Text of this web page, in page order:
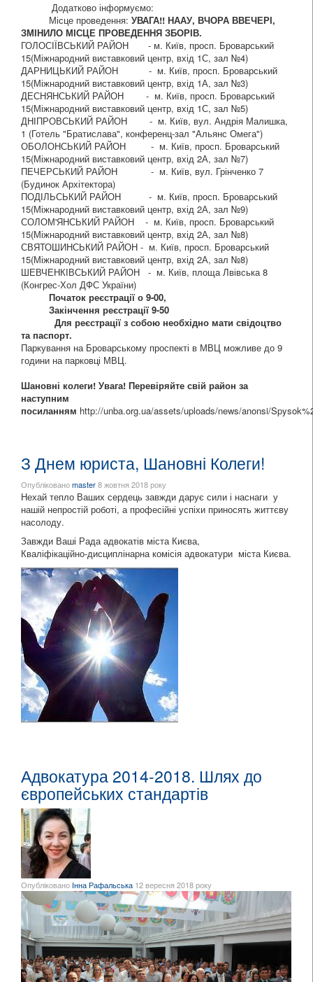
Додатково інформуємо:
Місце проведення: УВАГА!! НААУ, ВЧОРА ВВЕЧЕРІ,
ЗМІНИЛО МІСЦЕ ПРОВЕДЕННЯ ЗБОРІВ.
ГОЛОСІЇВСЬКИЙ РАЙОН - м. Київ, просп. Броварський
15(Міжнародний виставковий центр, вхід 1С, зал №4)
ДАРНИЦЬКИЙ РАЙОН - м. Київ, просп. Броварський
15(Міжнародний виставковий центр, вхід 1А, зал №3)
ДЕСНЯНСЬКИЙ РАЙОН - м. Київ, просп. Броварський
15(Міжнародний виставковий центр, вхід 1С, зал №5)
ДНІПРОВСЬКИЙ РАЙОН - м. Київ, вул. Андрія Малишка,
1 (Готель "Братислава", конференц-зал "Альянс Омега")
ОБОЛОНСЬКИЙ РАЙОН - м. Київ, просп. Броварський
15(Міжнародний виставковий центр, вхід 2А, зал №7)
ПЕЧЕРСЬКИЙ РАЙОН - м. Київ, вул. Грінченко 7
(Будинок Архітектора)
ПОДІЛЬСЬКИЙ РАЙОН - м. Київ, просп. Броварський
15(Міжнародний виставковий центр, вхід 2А, зал №9)
СОЛОМ'ЯНСЬКИЙ РАЙОН - м. Київ, просп. Броварський
15(Міжнародний виставковий центр, вхід 2А, зал №8)
СВЯТОШИНСЬКИЙ РАЙОН - м. Київ, просп. Броварський
15(Міжнародний виставковий центр, вхід 2А, зал №8)
ШЕВЧЕНКІВСЬКИЙ РАЙОН - м. Київ, площа Лвівська 8
(Конгрес-Хол ДФС України)
Початок реєстрації о 9-00,
Закінчення реєстрації 9-50
Для реєстрації з собою необхідно мати свідоцтво
та паспорт.
Паркування на Броварському проспекті в МВЦ можливе до 9
години на парковці МВЦ.
Шановні колеги! Увага! Перевіряйте свій район за
наступним
посиланням http://unba.org.ua/assets/uploads/news/anonsi/
З Днем юриста, Шановні Колеги!
Опублікованоmaster8 жовтня 2018 року
Нехай тепло Ваших сердець завжди дарує сили і наснаги у
нашій непростій роботі, а професійні успіхи приносять життєву
насолоду.
Завжди Ваші Рада адвокатів міста Києва,
Кваліфікаційно-дисциплінарна комісія адвокатури міста Києва.
Адвокатура 2014-2018. Шлях до
європейських стандартів
Опубліковано Інна Рафальська 12 вересня 2018 року